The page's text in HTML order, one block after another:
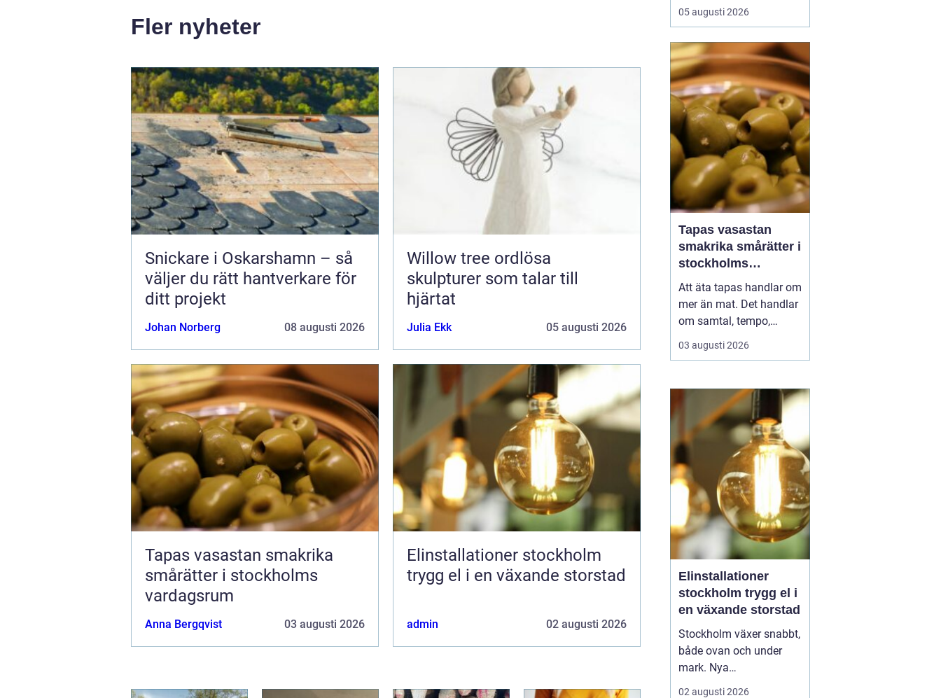
Fler nyheter
Snickare i Oskarshamn – så
väljer du rätt hantverkare för
ditt projekt
Johan Norberg 08 augusti 2026
Willow tree ordlösa
skulpturer som talar till
hjärtat
Julia Ekk 05 augusti 2026
Tapas vasastan smakrika
smårätter i stockholms
vardagsrum
Anna Bergqvist 03 augusti 2026
Elinstallationer stockholm
trygg el i en växande storstad
admin 02 augusti 2026
stillhet, tröst och kärlek.
Den som ser en figur
ofta märke till
enkelheten. Inga
ansikten, inga starka
färger, bara mjuka linjer
och en kropp som lutar
sig f...
05 augusti 2026
Tapas vasastan
smakrika smårätter i
stockholms
vardagsrum
Att äta tapas handlar om
mer än mat. Det handlar
om samtal, tempo,
ljudnivå och känslan av
att tiden kan få stanna
tapas blivit ett naturligt
inslag i kvarterslivet, där
barer och restauranger
blandas med små
butiker och bost...
03 augusti 2026
Elinstallationer
stockholm trygg el i
en växande storstad
Stockholm växer snabbt,
både ovan och under
mark. Nya
bostadsområden tar
02 augusti 2026